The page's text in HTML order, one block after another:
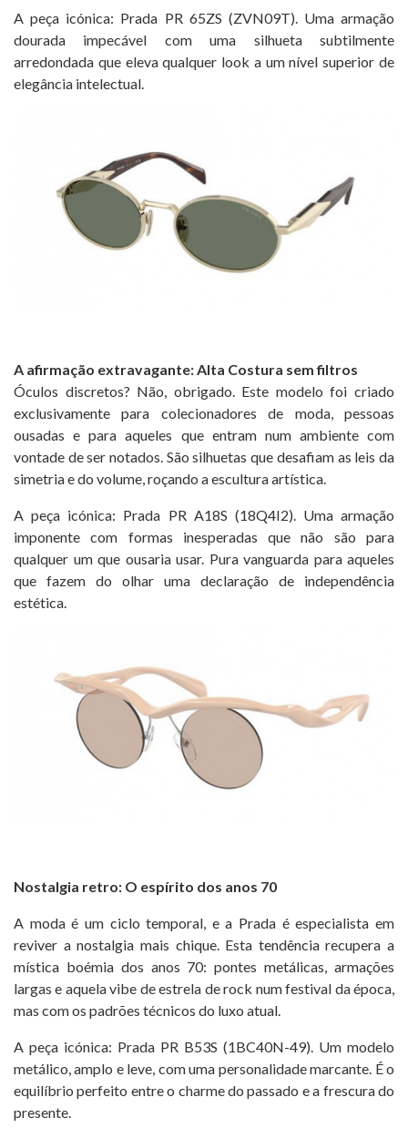
A peça icónica: Prada PR 65ZS (ZVN09T). Uma armação
dourada impecável com uma silhueta subtilmente
arredondada que eleva qualquer look a um nível superior de
elegância intelectual.
A afirmação extravagante: Alta Costura sem filtros
Óculos discretos? Não, obrigado. Este modelo foi criado
exclusivamente para colecionadores de moda, pessoas
ousadas e para aqueles que entram num ambiente com
vontade de ser notados. São silhuetas que desafiam as leis da
simetria e do volume, roçando a escultura artística.
A peça icónica: Prada PR A18S (18Q4I2). Uma armação
imponente com formas inesperadas que não são para
qualquer um que ousaria usar. Pura vanguarda para aqueles
que fazem do olhar uma declaração de independência
estética.
Nostalgia retro: O espírito dos anos 70
A moda é um ciclo temporal, e a Prada é especialista em
reviver a nostalgia mais chique. Esta tendência recupera a
mística boémia dos anos 70: pontes metálicas, armações
largas e aquela vibe de estrela de rock num festival da época,
mas com os padrões técnicos do luxo atual.
A peça icónica: Prada PR B53S (1BC40N-49). Um modelo
metálico, amplo e leve, com uma personalidade marcante. É o
equilíbrio perfeito entre o charme do passado e a frescura do
presente.